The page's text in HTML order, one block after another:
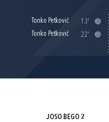
Tonko Petković
13'
Tonko Petković
22'
JOSO BEGO 2